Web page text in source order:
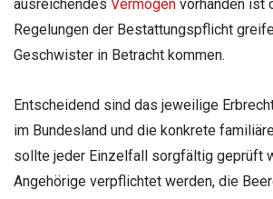
ausreichendes Vermögen vorhanden ist
Regelungen der Bestattungspflicht
Geschwister in Betracht kommen.
Entscheidend sind das jeweilige
im Bundesland und die konkrete
sollte jeder Einzelfall sorgfältig geprüft
Angehörige verpflichtet werden, die